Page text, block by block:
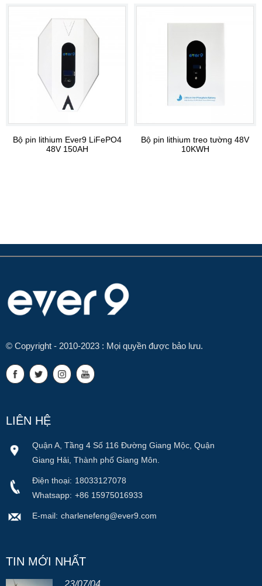
Bộ pin lithium Ever9 LiFePO4
48V 150AH
Bộ pin lithium treo tường 48V
10KWH
© Copyright - 2010-2023 : Mọi quyền được bảo lưu.
LIÊN HỆ
Quận A, Tầng 4 Số 116 Đường Giang Mộc, Quận
Giang Hải, Thành phố Giang Môn.
Điện thoại: 18033127078
Whatsapp: +86 15975016933
E-mail: charlenefeng@ever9.com
TIN MỚI NHẤT
23/07/04